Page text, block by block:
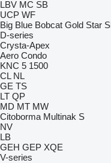
LBV MC SB
UCP WF
Big Blue Bobcat Gold Star
D-series
Crysta-Apex
Aero Condo
KNC 5 1500
CL NL
GE TS
LT QP
MD MT MW
Citoborma Multinak S
NV
LB
GEH GEP XQE
V-series